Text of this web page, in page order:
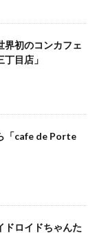
界初のコンカフェ
目店」
「cafe de Porte
ドロイドちゃんた